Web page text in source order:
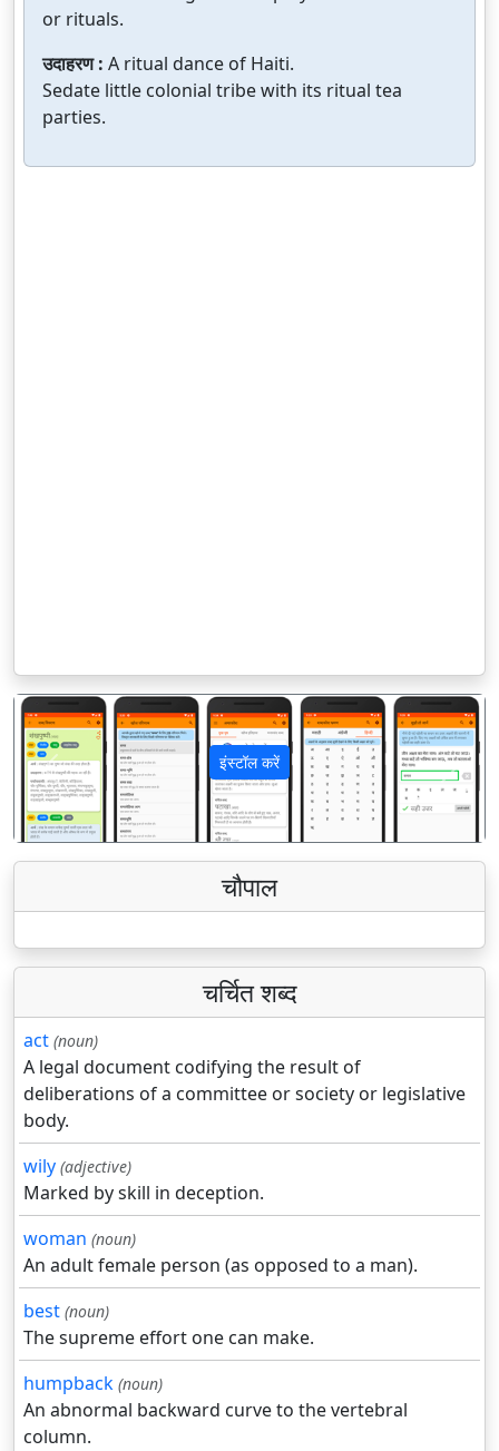
or rituals.
उदाहरण : A ritual dance of Haiti.
Sedate little colonial tribe with its ritual tea
parties.
इंस्टॉल करें
पिछला अगला
चौपाल
चर्चित शब्द
act (noun)
A legal document codifying the result of
deliberations of a committee or society or legislative
body.
wily (adjective)
Marked by skill in deception.
woman (noun)
An adult female person (as opposed to a man).
best (noun)
The supreme effort one can make.
humpback (noun)
An abnormal backward curve to the vertebral
column.